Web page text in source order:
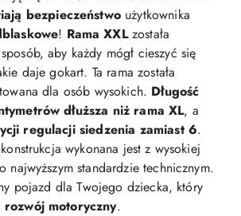
bezpieczeństwoużytkownika
! Rama XXLzostała
aby każdy mógł cieszyć się
daje gokart. Ta rama została
dla osób wysokich. Długość
dłuższa niż rama XL, a
regulacji siedzenia zamiast 6.
wykonana jest z wysokiej
najwyższym standardzie technicznym.
pojazd dla Twojego dziecka, który
rozwój motoryczny.